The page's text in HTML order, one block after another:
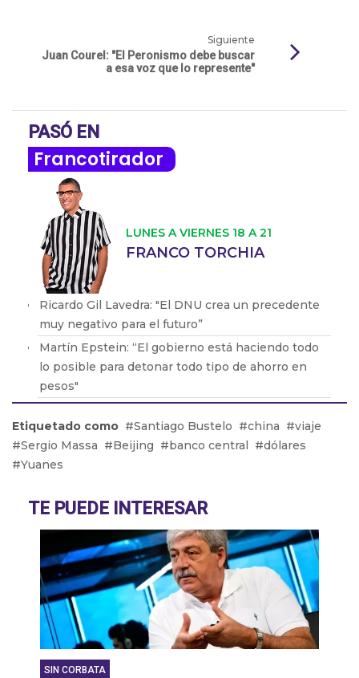
Siguiente
Juan Courel: "El Peronismo debe buscar
a esa voz que lo represente"
PASÓ EN
Francotirador
LUNES A VIERNES 18 A 21
FRANCO TORCHIA
Ricardo Gil Lavedra: "El DNU crea un precedente
muy negativo para el futuro”
Martín Epstein: “El gobierno está haciendo todo
lo posible para detonar todo tipo de ahorro en
pesos"
género aún no ha llegado”
Walter Córdoba: “Estamos hace mucho
planteando la idea de incorporarnos a la CGT”
la calle el 24 de enero”
Etiquetado como Santiago Bustelo china
viaje
Sergio Massa
Beijing banco central
dólares
Yuanes
TE PUEDE INTERESAR
SIN CORBATA